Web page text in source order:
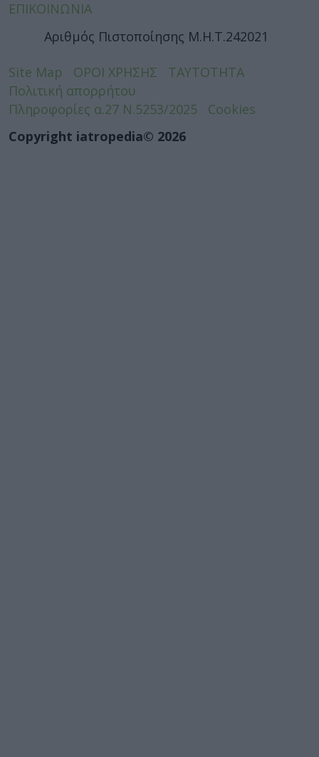
ΕΠΙΚΟΙΝΩΝΙΑ
Αριθμός Πιστοποίησης Μ.Η.Τ.242021
Site Map ΟΡΟΙ ΧΡΗΣΗΣ
ΤΑΥΤΟΤΗΤΑ
Πολιτική απορρήτου
Πληροφορίες α.27 Ν.5253/2025
Cookies
Copyright iatropedia© 2026